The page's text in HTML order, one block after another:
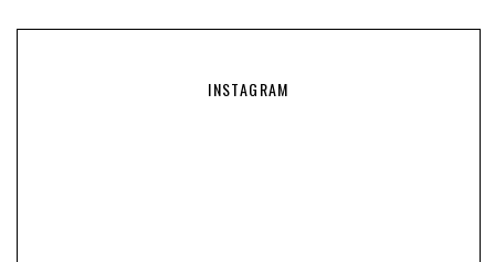
INSTAGRAM